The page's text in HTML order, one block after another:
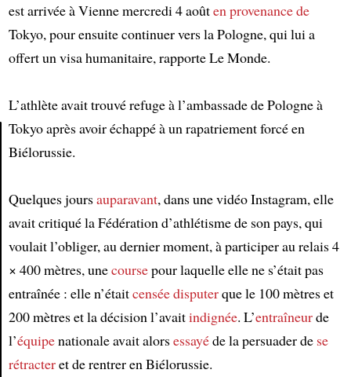
est arrivée à Vienne mercredi 4 aoûten provenance de
Tokyo, pour ensuite continuer vers la Pologne, qui lui a
offert un visa humanitaire, rapporte Le Monde.
L’athlète avait trouvé refuge à l’ambassade de Pologne à
Tokyo après avoir échappé à un rapatriement forcé en
Biélorussie.
Quelques joursauparavant, dans une vidéo Instagram, elle
avait critiqué la Fédération d’athlétisme de son pays, qui
voulait l’obliger, au dernier moment, à participer au relais 4
× 400 mètres, unecoursepour laquelle elle ne s’était pas
entraînée : elle n’étaitcenséedisputerque le 100 mètres et
200 mètres et la décision l’avaitindignée. L’entraîneurde
l’équipenationale avait alorsessayéde la persuader de se
rétracteret de rentrer en Biélorussie.